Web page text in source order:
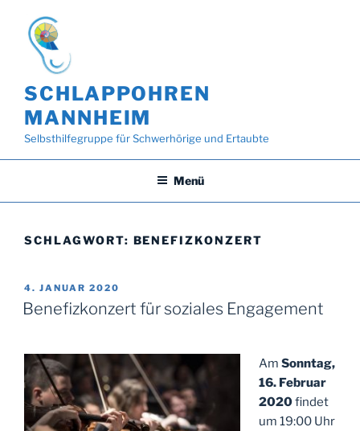
Inhalt
springen
SCHLAPPOHREN
MANNHEIM
Selbsthilfegruppe für Schwerhörige und Ertaubte
Menü
SCHLAGWORT: BENEFIZKONZERT
VERÖFFENTLICHT
AM
4. JANUAR 2020
Benefizkonzert für soziales Engagement
Am Sonntag,
16. Februar
2020findet
um 19:00 Uhr